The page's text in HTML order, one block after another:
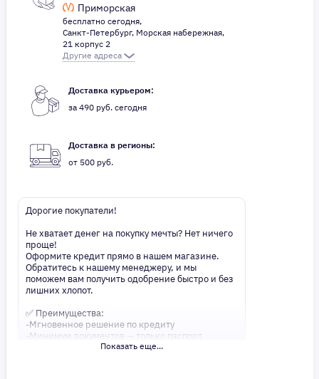
Приморская
бесплатно сегодня,
Санкт-Петербург, Морская набережная,
21 корпус 2
Другие адреса
Доставка курьером:
за 490 руб. сегодня
Доставка в регионы:
от 500 руб.
Дорогие покупатели!
Не хватает денег на покупку мечты? Нет ничего
проще!
Оформите кредит прямо в нашем магазине.
Обратитесь к нашему менеджеру, и мы
поможем вам получить одобрение быстро и без
лишних хлопот.
✅ Преимущества:
-Мгновенное решение по кредиту
-Минимум документов — только паспорт
-Удобные сроки и низкие процентные ставки
Показать еще...